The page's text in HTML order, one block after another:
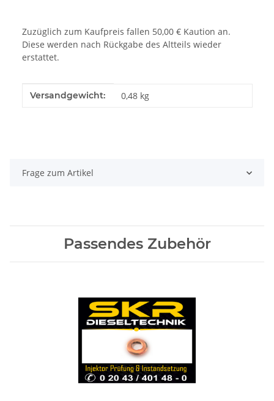
Zuzüglich zum Kaufpreis fallen 50,00 € Kaution an.
Diese werden nach Rückgabe des Altteils wieder
erstattet.
Produkteigenschaft
Wert
Versandgewicht: 0,48 kg
Frage zum Artikel
Passendes Zubehör